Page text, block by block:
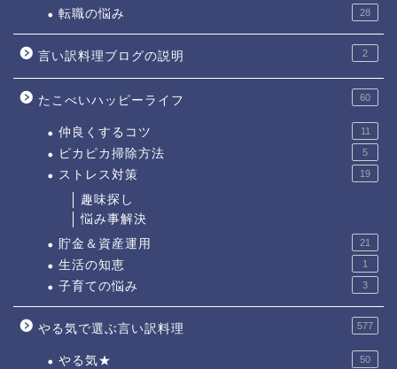
転職の悩み 28
言い訳料理ブログの説明 2
たこべいハッピーライフ 60
仲良くするコツ 11
ピカピカ掃除方法 5
ストレス対策 19
趣味探し
悩み事解決
貯金＆資産運用
21
生活の知恵 1
子育ての悩み 3
やる気で選ぶ言い訳料理 577
やる気★ 50